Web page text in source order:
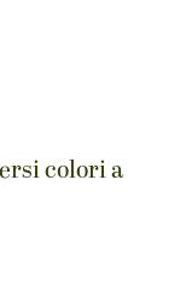
colori a